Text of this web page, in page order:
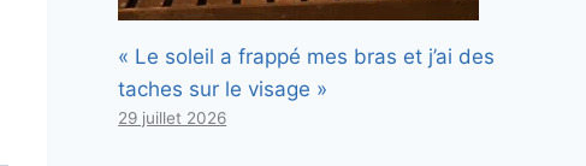
« Le soleil a frappé mes bras et j’ai des
taches sur le visage »
29 juillet 2026